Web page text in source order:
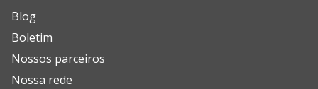
Blog
Boletim
Nossos parceiros
Nossa rede